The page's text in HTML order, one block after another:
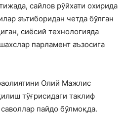
сайлов рўйхати охирида
эътиборидан четда бўлган
сиёсий технологияда
парламент аъзосига
Олий Мажлис
тўғрисидаги таклиф
пайдо бўлмоқда.